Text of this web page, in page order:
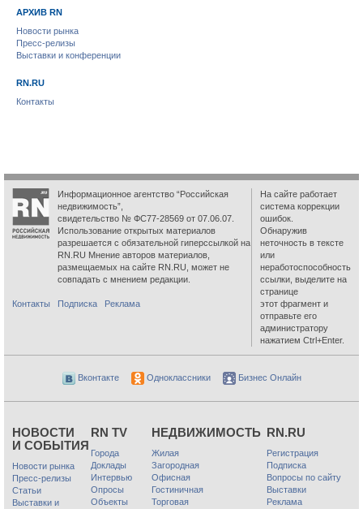
АРХИВ RN
Новости рынка
Пресс-релизы
Выставки и конференции
RN.RU
Контакты
Информационное агентство “Российская
недвижимость”,
свидетельство № ФС77-28569 от 07.06.07.
Использование открытых материалов
разрешается с обязательной гиперссылкой на
RN.RU Мнение авторов материалов,
размещаемых на сайте RN.RU, может не
совпадать с мнением редакции.
Контакты Подписка Реклама
На сайте работает
система коррекции
ошибок.
Обнаружив
неточность в тексте
или
неработоспособность
ссылки, выделите на
странице
этот фрагмент и
отправьте его
администратору
нажатием Ctrl+Enter.
Вконтакте Одноклассники Бизнес Онлайн
НОВОСТИ
И СОБЫТИЯ
Новости рынка
Пресс-релизы
Статьи
Выставки и
RN TV
Города
Доклады
Интервью
Опросы
Объекты
НЕДВИЖИМОСТЬ
Жилая
Загородная
Офисная
Гостиничная
Торговая
RN.RU
Регистрация
Подписка
Вопросы по сайту
Выставки
Реклама